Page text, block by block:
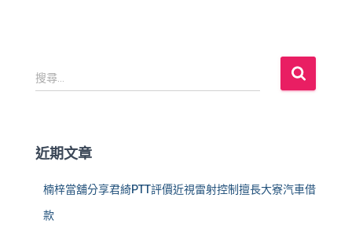
搜
尋
:
搜尋...
近期文章
楠梓當舖分享君綺PTT評價近視雷射控制擅長大寮汽車借
款